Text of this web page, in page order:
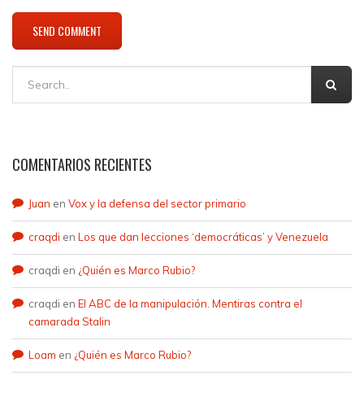
COMENTARIOS RECIENTES
Juan en Vox y la defensa del sector primario
craqdi en Los que dan lecciones ‘democráticas’ y Venezuela
craqdi en ¿Quién es Marco Rubio?
craqdi en El ABC de la manipulación. Mentiras contra el
camarada Stalin
Loam en ¿Quién es Marco Rubio?